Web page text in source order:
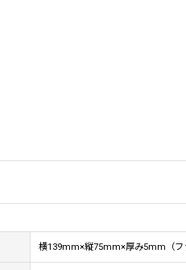
横139mm×縦75mm×厚み5mm（フ